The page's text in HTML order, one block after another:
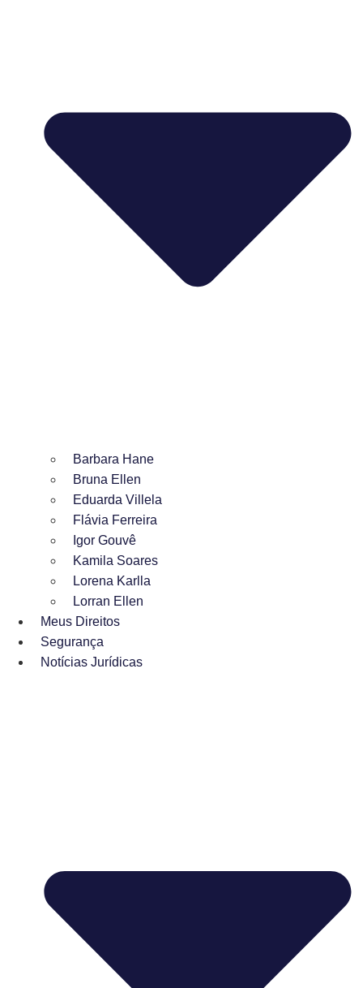
Barbara Hane
Bruna Ellen
Eduarda Villela
Flávia Ferreira
Igor Gouvê
Kamila Soares
Lorena Karlla
Lorran Ellen
Meus Direitos
Segurança
Notícias Jurídicas